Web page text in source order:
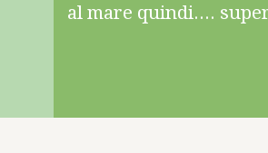
al mare quindi....